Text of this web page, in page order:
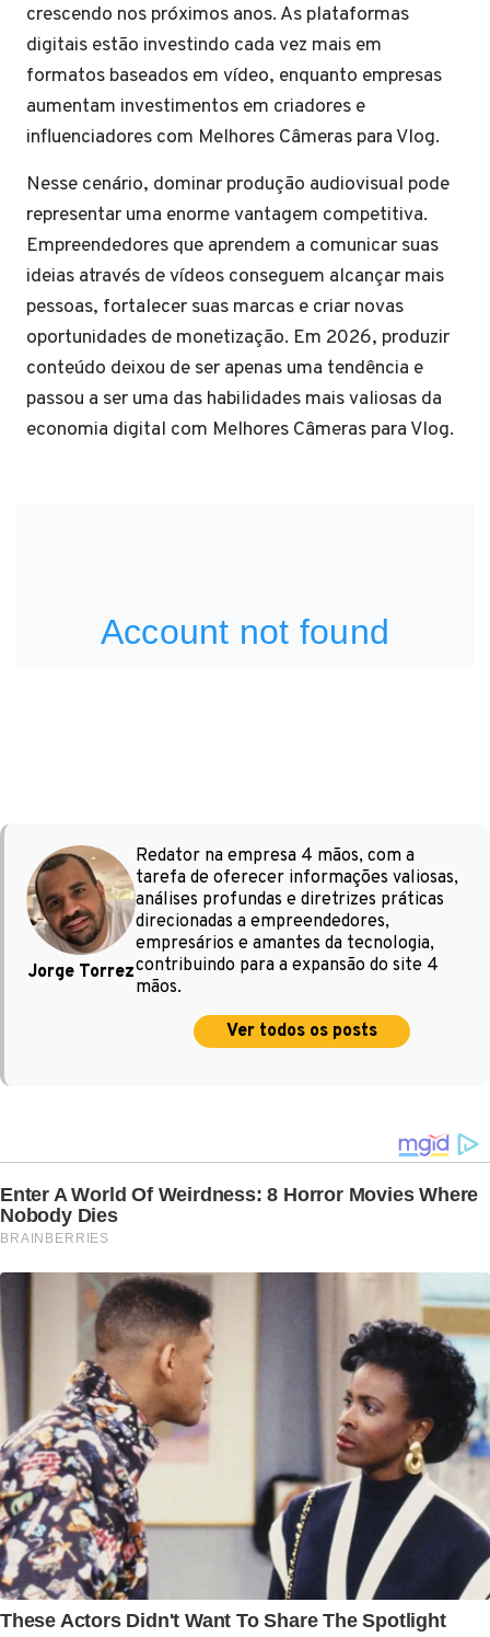
crescendo nos próximos anos. As plataformas
digitais estão investindo cada vez mais em
formatos baseados em vídeo, enquanto empresas
aumentam investimentos em criadores e
influenciadores com Melhores Câmeras para Vlog.
Nesse cenário, dominar produção audiovisual pode
representar uma enorme vantagem competitiva.
Empreendedores que aprendem a comunicar suas
ideias através de vídeos conseguem alcançar mais
pessoas, fortalecer suas marcas e criar novas
oportunidades de monetização. Em 2026, produzir
conteúdo deixou de ser apenas uma tendência e
passou a ser uma das habilidades mais valiosas da
economia digital com Melhores Câmeras para Vlog.
Jorge Torrez
Redator na empresa 4 mãos, com a
tarefa de oferecer informações valiosas,
análises profundas e diretrizes práticas
direcionadas a empreendedores,
empresários e amantes da tecnologia,
contribuindo para a expansão do site 4
mãos.
Ver todos os posts